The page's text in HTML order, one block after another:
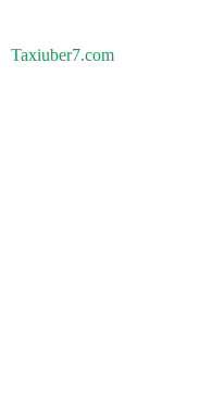
Taxiuber7.com